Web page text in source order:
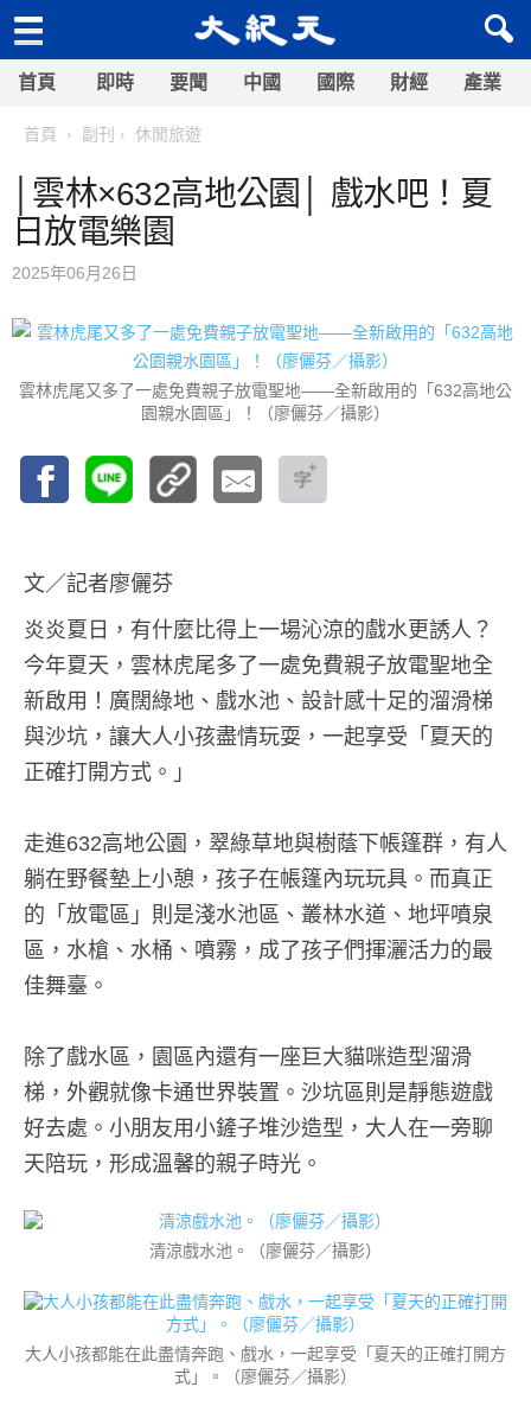
首頁 即時 要聞 中國 國際 財經 產業
首頁 副刊 休閒旅遊
│雲林×632高地公園│ 戲水吧！夏
日放電樂園
2025年06月26日
雲林虎尾又多了一處免費親子放電聖地——全新啟用的「632高地公
園親水園區」！（廖儷芬／攝影）
文／記者廖儷芬
炎炎夏日，有什麼比得上一場沁涼的戲水更誘人？
今年夏天，雲林虎尾多了一處免費親子放電聖地全
新啟用！廣闊綠地、戲水池、設計感十足的溜滑梯
與沙坑，讓大人小孩盡情玩耍，一起享受「夏天的
正確打開方式。」
走進632高地公園，翠綠草地與樹蔭下帳篷群，有人
躺在野餐墊上小憩，孩子在帳篷內玩玩具。而真正
的「放電區」則是淺水池區、叢林水道、地坪噴泉
區，水槍、水桶、噴霧，成了孩子們揮灑活力的最
佳舞臺。
除了戲水區，園區內還有一座巨大貓咪造型溜滑
梯，外觀就像卡通世界裝置。沙坑區則是靜態遊戲
好去處。小朋友用小鏟子堆沙造型，大人在一旁聊
天陪玩，形成溫馨的親子時光。
清涼戲水池。（廖儷芬／攝影）
大人小孩都能在此盡情奔跑、戲水，一起享受「夏天的正確打開方
式」。（廖儷芬／攝影）